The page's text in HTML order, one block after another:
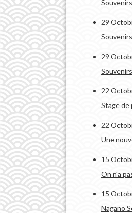
29
29
22
Stage de
22
Une
15
On n'a
15
Nagano